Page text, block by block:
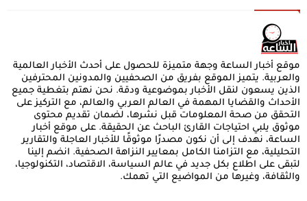
موقع أخبار الساعة وجهة متميزة للحصول على أحدث الأخبار العالمية
والعربية. يتميز الموقع بفريق من الصحفيين والمدونين المحترفين
الذين يسعون لنقل الأخبار بموضوعية ودقة. نحن نهتم بتغطية جميع
الأحداث والقضايا المهمة في العالم العربي والعالم، مع التركيز على
التحقق من صحة المعلومات قبل نشرها، لضمان تقديم محتوى
موثوق يلبي احتياجات القارئ الباحث عن الحقيقة. على موقع أخبار
الساعة، نهدف إلى أن نكون مصدرًا موثوقًا للأخبار العاجلة والتقارير
التحليلية، مع التزامنا الكامل بمعايير النزاهة الصحفية. انضم إلينا
لتبقى على اطلاع بكل جديد في عالم السياسة، الاقتصاد، التكنولوجيا،
والثقافة، وغيرها من المواضيع التي تهمك.